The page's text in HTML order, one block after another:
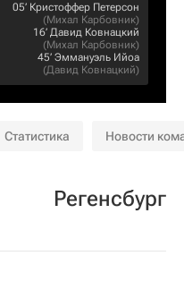
05‎’‎ Кристоффер Петерсон
(Михал Карбовник)
16‎’‎ Давид Ковнацкий
(Михал Карбовник)
45‎’‎ Эммануэль Ийоа
(Давид Ковнацкий)
Статистика Новости
Регенсбург